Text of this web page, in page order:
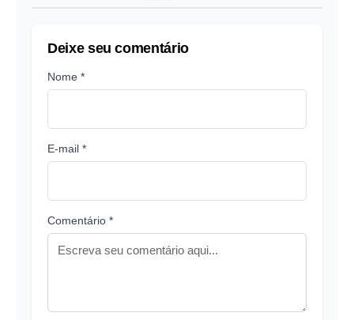
Deixe seu comentário
Nome *
E-mail *
Comentário *